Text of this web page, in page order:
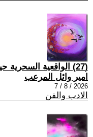
(27) الواقعية السحرية حين نحللها رياضيا
امير وائل المرعب
2026 / 8 / 7
الادب والفن